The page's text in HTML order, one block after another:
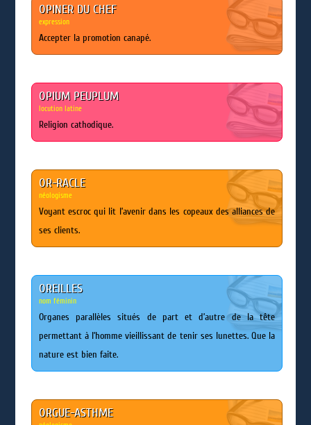
OPINER DU CHEF
expression
Accepter la promotion canapé.
OPIUM PEUPLUM
locution latine
Religion cathodique.
OR-RACLE
néologisme
Voyant escroc qui lit l’avenir dans les copeaux des alliances de
ses clients.
OREILLES
nom féminin
Organes parallèles situés de part et d’autre de la tête
permettant à l’homme vieillissant de tenir ses lunettes. Que la
nature est bien faite.
ORGUE-ASTHME